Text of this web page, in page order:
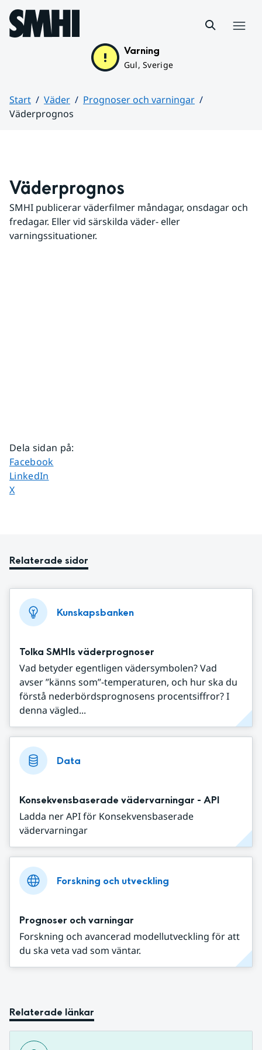
Hoppa till sidans innehåll
Varning
Gul, Sverige
Start Väder
Prognoser och varningar
Väderprognos
Väderprognos
SMHI publicerar väderfilmer måndagar, onsdagar och
fredagar. Eller vid särskilda väder- eller
varningssituationer.
Dela sidan på:
Dela sidan på
Facebook
Dela sidan på
LinkedIn
Dela sidan på
X
Relaterade sidor
Kunskapsbanken
Tolka SMHIs väderprognoser
Vad betyder egentligen vädersymbolen? Vad
avser ”känns som”-temperaturen, och hur ska du
förstå nederbördsprognosens procentsiffror? I
denna vägled...
Data
Konsekvensbaserade vädervarningar - API
Ladda ner API för Konsekvensbaserade
vädervarningar
Forskning och utveckling
Prognoser och varningar
Forskning och avancerad modellutveckling för att
du ska veta vad som väntar.
Relaterade länkar